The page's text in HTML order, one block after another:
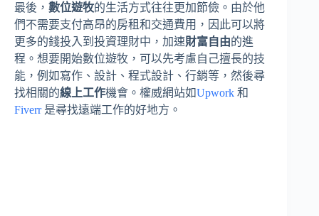
最後， 數位遊牧的生活方式往往更加節儉。由於他
們不需要支付高昂的房租和交通費用，因此可以將
更多的錢投入到投資理財中，加速財富自由的進
程。想要開始數位遊牧，可以先考慮自己擅長的技
能，例如寫作、設計、程式設計、行銷等，然後尋
找相關的線上工作機會。權威網站如Upwork 和
Fiverr是尋找遠端工作的好地方。